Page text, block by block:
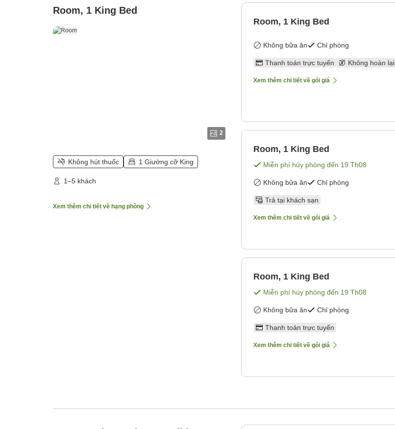
Room, 1 King Bed
2
Không hút thuốc 1 Giường cỡ King
1–5 khách
Xem thêm chi tiết về hạng phòng
Room, 1 King Bed
Không bữa ăn Chỉ phòng
Thanh toán trực tuyến Không hoàn lại
Xem thêm chi tiết về gói giá
Room, 1 King Bed
Miễn phí hủy phòng đến 19 Th08
Không bữa ăn Chỉ phòng
Trả tại khách sạn
Xem thêm chi tiết về gói giá
Room, 1 King Bed
Miễn phí hủy phòng đến 19 Th08
Không bữa ăn Chỉ phòng
Thanh toán trực tuyến
Xem thêm chi tiết về gói giá